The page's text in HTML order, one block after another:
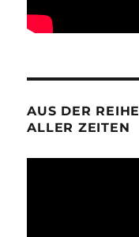
AUS DER
ALLER ZEITEN